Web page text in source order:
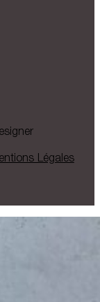
Légales